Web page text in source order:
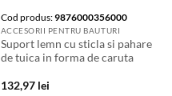
Cod produs:9876000356000
ACCESORII PENTRU BAUTURI
Suport lemn cu sticla si pahare
de tuica in forma de caruta
132,97 lei